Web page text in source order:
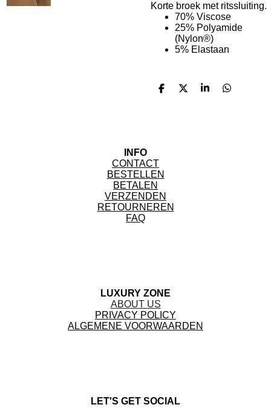
Korte broek met ritssluiting.
70% Viscose
25% Polyamide
(Nylon®)
5% Elastaan
D
D
S
D
INFO
CONTACT
BESTELLEN
BETALEN
VERZENDEN
RETOURNEREN
FAQ
LUXURY ZONE
ABOUT US
PRIVACY POLICY
ALGEMENE VOORWAARDEN
LET'S GET SOCIAL